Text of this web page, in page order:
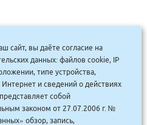
отечественная,
сайт, вы даёте согласие на
данных: файлов cookie, IP
типе устройства,
Интернет и сведений о действиях
собой
законом от 27.07.2006 г. №
обзор, запись,